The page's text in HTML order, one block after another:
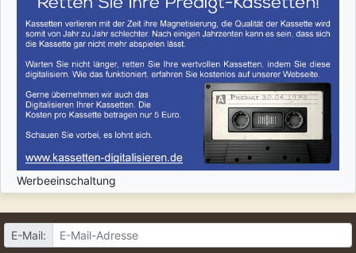
Werbeeinschaltung
E-Mail: